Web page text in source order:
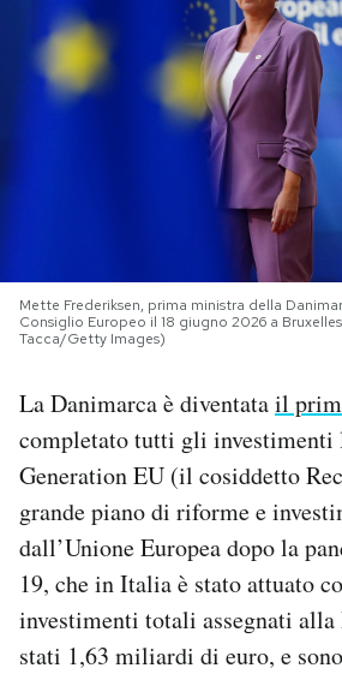
PODCAST
SHOP
CALENDARIO
AREA PERSONALE
Area Personale
Newsletter
Notifiche mobile
Regala il Post
Hai bisogno di aiuto?
Mette Frederiksen, prima ministra della
Consiglio Europeo il 18 giugno 2026 a
Tacca/Getty Images)
La Danimarca è diventatail
completato tutti gli investimenti
Generation EU (il cosiddetto
grande piano di riforme e
dall’Unione Europea dopo la
19, che in Italia è stato attuato
investimenti totali assegnati alla
stati 1,63 miliardi di euro, e